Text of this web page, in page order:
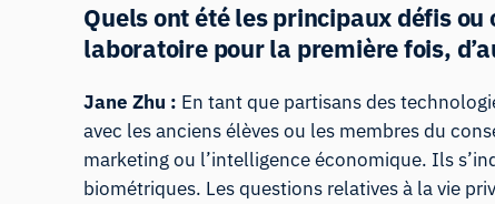
Quels ont été les principaux défis
laboratoire pour la première fois,
Jane Zhu : En tant que partisans des
avec les anciens élèves ou les membres du
marketing ou l’intelligence économique. Ils
biométriques. Les questions relatives à la vie